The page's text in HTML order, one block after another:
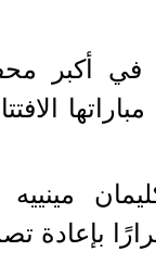
في أكبر
وذلك في
بإعادة